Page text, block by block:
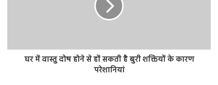
घर में वास्तु दोष होने से हों सकती है बुरी शक्तियों के कारण
परेशानियां